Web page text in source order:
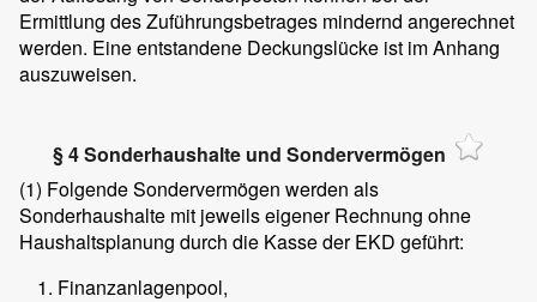
Ermittlung des Zuführungsbetrages mindernd angerechnet
werden. Eine entstandene Deckungslücke ist im Anhang
auszuweisen.
§ 4 Sonderhaushalte und Sondervermögen
(1) Folgende Sondervermögen werden als
Sonderhaushalte mit jeweils eigener Rechnung ohne
Haushaltsplanung durch die Kasse der EKD geführt:
Finanzanlagenpool,